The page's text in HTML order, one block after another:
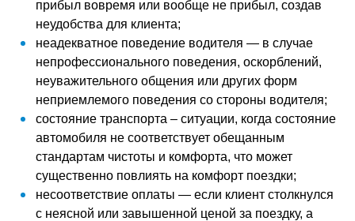
прибыл вовремя или вообще не прибыл, создав
неудобства для клиента;
неадекватное поведение водителя — в случае
непрофессионального поведения, оскорблений,
неуважительного общения или других форм
неприемлемого поведения со стороны водителя;
состояние транспорта – ситуации, когда состояние
автомобиля не соответствует обещанным
стандартам чистоты и комфорта, что может
существенно повлиять на комфорт поездки;
несоответствие оплаты — если клиент столкнулся
с неясной или завышенной ценой за поездку, а